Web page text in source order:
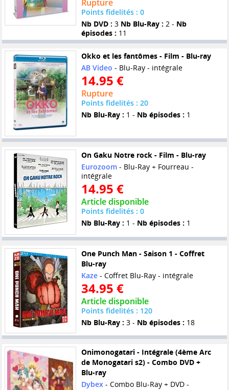
Rupture
Points fidelités : 0
Nb DVD : 3 Nb Blu-Ray : 2 - Nb
épisodes : 11
Okko et les fantômes - Film - Blu-ray
AB Video - Blu-Ray - intégrale
14.95 €
Rupture
Points fidelités : 20
Nb Blu-Ray : 1 - Nb épisodes : 1
On Gaku Notre rock - Film - Blu-ray
Eurozoom- Blu-Ray + Fourreau -
intégrale
14.95 €
Article disponible
Points fidelités : 0
Nb Blu-Ray : 1 - Nb épisodes : 1
One Punch Man - Saison 1 - Coffret
Blu-ray
Kaze- Coffret Blu-Ray - intégrale
34.95 €
Article disponible
Points fidelités : 120
Nb Blu-Ray : 3 - Nb épisodes : 18
Onimonogatari - Intégrale (4ème Arc
de Monogatari s2) - Combo DVD +
Blu-ray
Dybex - Combo Blu-Ray + DVD -